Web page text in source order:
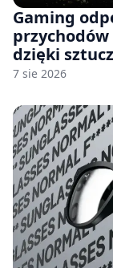
Gaming
dzięki
7 sie 2026